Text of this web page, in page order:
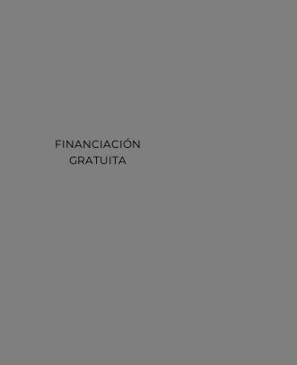
FINANCIACIÓN
GRATUITA